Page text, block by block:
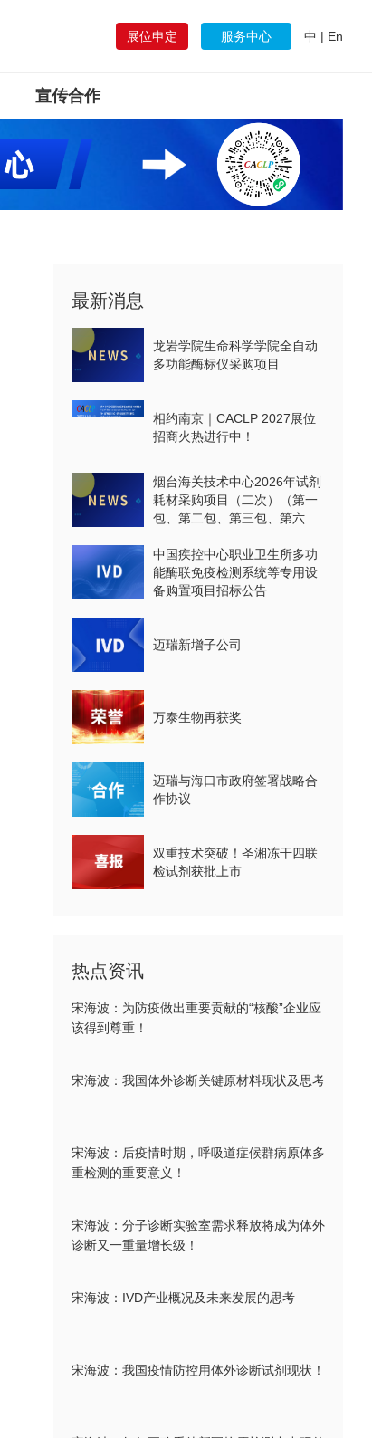
展位申定 服务中心 中 | En
宣传合作
最新消息
龙岩学院生命科学学院全自动
多功能酶标仪采购项目
相约南京｜CACLP 2027展位
招商火热进行中！
烟台海关技术中心2026年试剂
耗材采购项目（二次）（第一
包、第二包、第三包、第六
标公告
中国疾控中心职业卫生所多功
能酶联免疫检测系统等专用设
备购置项目招标公告
迈瑞新增子公司
万泰生物再获奖
迈瑞与海口市政府签署战略合
作协议
双重技术突破！圣湘冻干四联
检试剂获批上市
热点资讯
宋海波：为防疫做出重要贡献的“核酸”企业应
该得到尊重！
宋海波：我国体外诊断关键原材料现状及思考
宋海波：后疫情时期，呼吸道症候群病原体多
重检测的重要意义！
宋海波：分子诊断实验室需求释放将成为体外
诊断又一重量增长级！
宋海波：IVD产业概况及未来发展的思考
宋海波：我国疫情防控用体外诊断试剂现状！